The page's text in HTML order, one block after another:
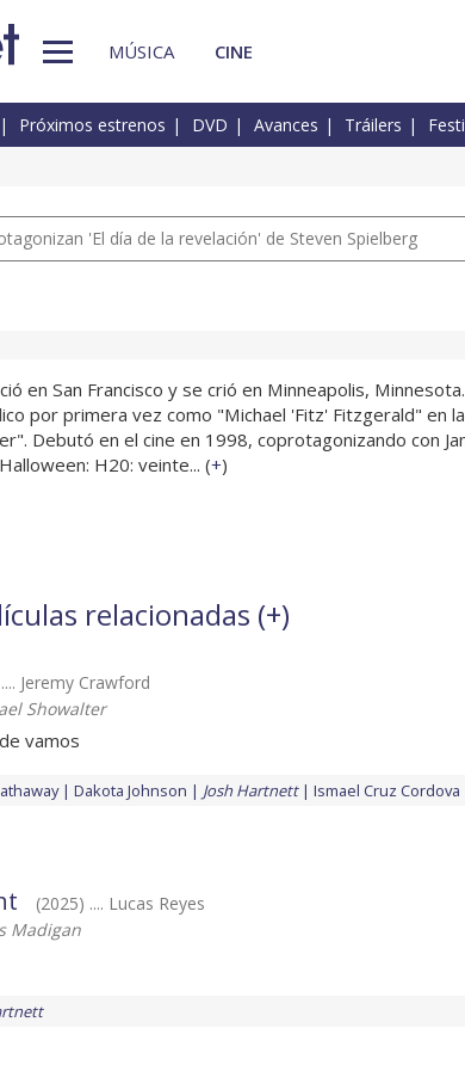
MÚSICA CINE
Próximos estrenos DVD Avances Tráilers
'El día de la revelación' de Steven Spielberg
en San Francisco y se crió en Minneapolis,
por primera vez como "Michael 'Fitz' Fitzgerald" en
Debutó en el cine en 1998, coprotagonizando con
H20: veinte... (+)
relacionadas (+)
Jeremy Crawford
Showalter
vamos
Dakota Johnson Josh Hartnett Ismael Cruz Cordova
(2025) .... Lucas Reyes
Madigan